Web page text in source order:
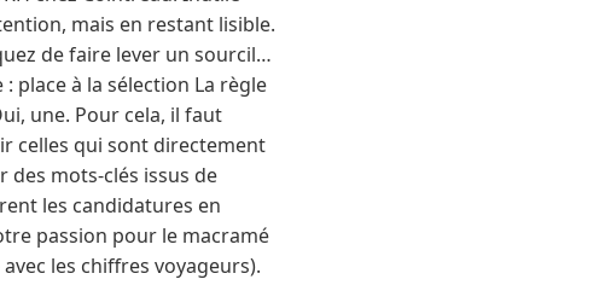
mais en restant lisible.
de faire lever un sourcil…
place à la sélection La règle
une. Pour cela, il faut
celles qui sont directement
des mots-clés issus de
les candidatures en
passion pour le macramé
les chiffres voyageurs).